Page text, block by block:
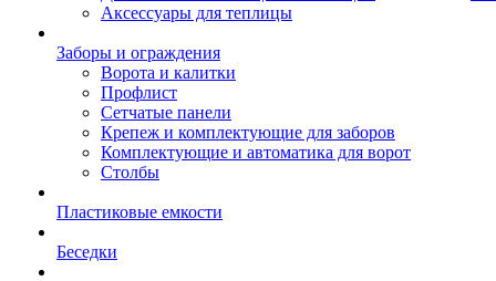
Аксессуары для теплицы
Заборы и ограждения
Ворота и калитки
Профлист
Сетчатые панели
Крепеж и комплектующие для заборов
Комплектующие и автоматика для ворот
Столбы
Пластиковые емкости
Беседки